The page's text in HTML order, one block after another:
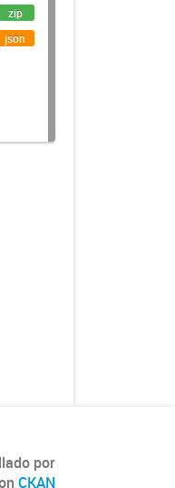
zip
json
por
CKAN